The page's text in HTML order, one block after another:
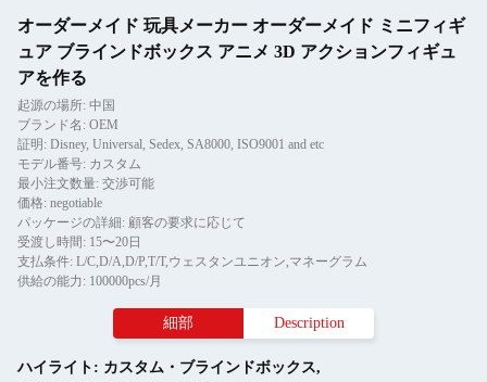
オーダーメイド 玩具メーカー オーダーメイド ミニフィギ
ュア ブラインドボックス アニメ 3D アクションフィギュ
アを作る
起源の場所: 中国
ブランド名: OEM
証明: Disney, Universal, Sedex, SA8000, ISO9001 and etc
モデル番号: カスタム
最小注文数量: 交渉可能
価格: negotiable
パッケージの詳細: 顧客の要求に応じて
受渡し時間: 15〜20日
支払条件: L/C,D/A,D/P,T/T,ウェスタンユニオン,マネーグラム
供給の能力: 100000pcs/月
細部 Description
ハイライト: カスタム・ブラインドボックス,